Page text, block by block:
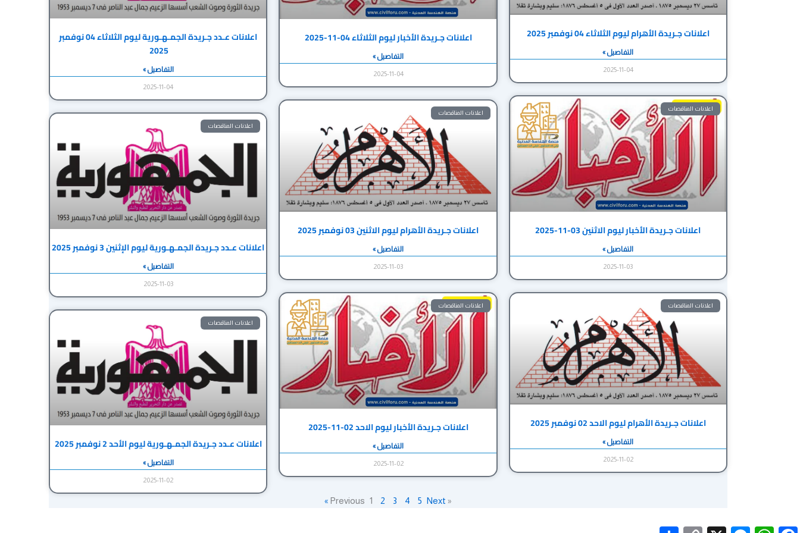
اعلانات جـريدة الأهرام ليوم الثلاثاء 04 نوفمبر 2025
التفاصيل »
2025-11-04
اعلانات جـريدة الأخبار ليوم الثلاثاء 04-11-2025
التفاصيل »
2025-11-04
اعلانات عـدد جـريدة الجمـهـورية ليوم الثلاثاء 04 نوفمبر
2025
التفاصيل »
2025-11-04
اعلانات المناقصات
اعلانات جـريدة الأخبار ليوم الاثنين 03-11-2025
التفاصيل »
2025-11-03
اعلانات المناقصات
اعلانات جـريدة الأهرام ليوم الاثنين 03 نوفمبر 2025
التفاصيل »
2025-11-03
اعلانات المناقصات
اعلانات عـدد جـريدة الجمـهـورية ليوم الإثنين 3 نوفمبر 2025
التفاصيل »
2025-11-03
اعلانات المناقصات
اعلانات جـريدة الأهرام ليوم الاحد 02 نوفمبر 2025
التفاصيل »
2025-11-02
اعلانات المناقصات
اعلانات جـريدة الأخبار ليوم الاحد 02-11-2025
التفاصيل »
2025-11-02
اعلانات المناقصات
اعلانات عـدد جـريدة الجمـهـورية ليوم الأحد 2 نوفمبر 2025
التفاصيل »
2025-11-02
« Previous
1 2 3 4 5 Next »